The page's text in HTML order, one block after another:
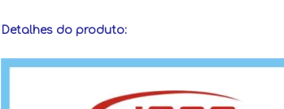
Detalhes do produto: